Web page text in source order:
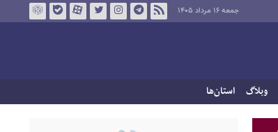
جمعه ۱۶ مرداد ۱۴۰۵
وبلاگ استان‌ها